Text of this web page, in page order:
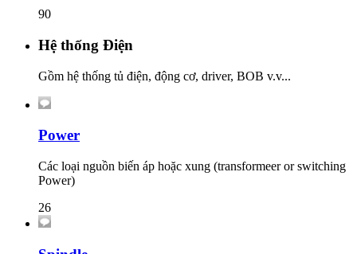
90
Hệ thống Điện
Gồm hệ thống tủ điện, động cơ, driver, BOB v.v...
Power
Các loại nguồn biến áp hoặc xung (transformeer or switching
Power)
26